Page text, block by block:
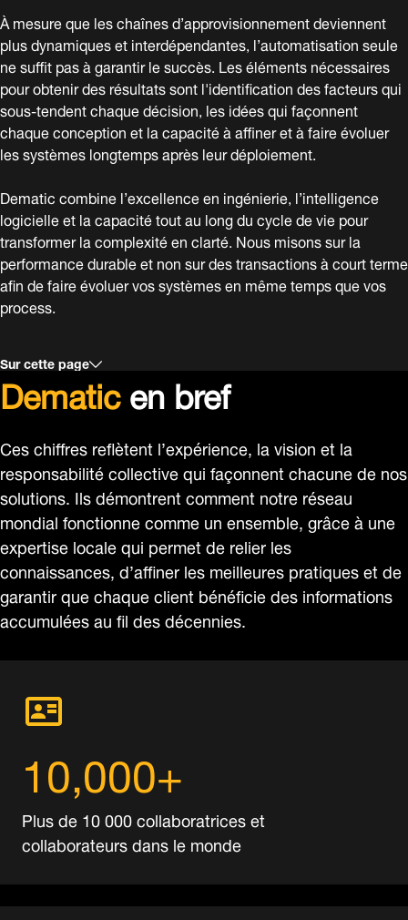
À mesure que les chaînes d’approvisionnement deviennent
plus dynamiques et interdépendantes, l’automatisation seule
ne suffit pas à garantir le succès. Les éléments nécessaires
pour obtenir des résultats sont l'identification des facteurs qui
sous-tendent chaque décision, les idées qui façonnent
chaque conception et la capacité à affiner et à faire évoluer
les systèmes longtemps après leur déploiement.
Dematic combine l’excellence en ingénierie, l’intelligence
logicielle et la capacité tout au long du cycle de vie pour
transformer la complexité en clarté. Nous misons sur la
performance durable et non sur des transactions à court terme
afin de faire évoluer vos systèmes en même temps que vos
process.
Sur cette page
Dematicen bref
Ces chiffres reflètent l’expérience, la vision et la
responsabilité collective qui façonnent chacune de nos
solutions. Ils démontrent comment notre réseau
mondial fonctionne comme un ensemble, grâce à une
expertise locale qui permet de relier les
connaissances, d’affiner les meilleures pratiques et de
garantir que chaque client bénéficie des informations
accumulées au fil des décennies.
10,000+
Plus de 10 000 collaboratrices et
collaborateurs dans le monde